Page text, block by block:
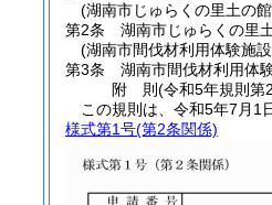
(湖南市じゅらくの里土の
第2条
湖南市じゅらくの里
(湖南市間伐材利用体験施
第3条
湖南市間伐材利用体
附 則(令和5年規則第
この規則は、令和5年7月1
様式第1号(第2条関係)